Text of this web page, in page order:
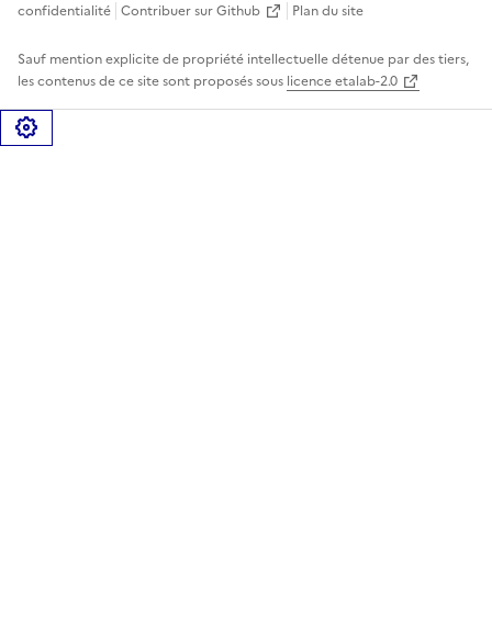
confidentialité Contribuer sur Github Plan du site
Sauf mention explicite de propriété intellectuelle détenue par des tiers,
les contenus de ce site sont proposés sous licence etalab-2.0
Gérer les cookies